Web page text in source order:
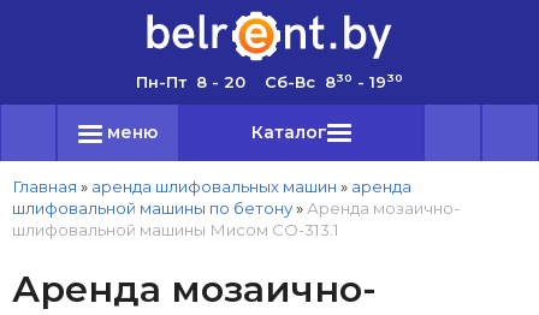
Пн-Пт 8 - 20 Сб-Вс 830 - 1930
меню Каталог
Главная » аренда шлифовальных машин » аренда
шлифовальной машины по бетону» Аренда мозаично-
шлифовальной машины Мисом СО-313.1
Аренда мозаично-